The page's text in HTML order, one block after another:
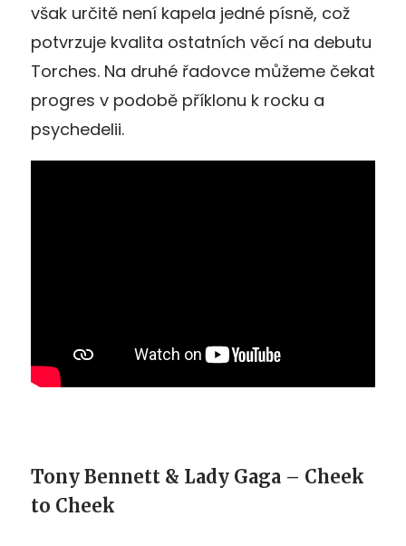
však určitě není kapela jedné písně, což
potvrzuje kvalita ostatních věcí na debutu
Torches. Na druhé řadovce můžeme čekat
progres v podobě příklonu k rocku a
psychedelii.
Tony Bennett & Lady Gaga – Cheek
to Cheek